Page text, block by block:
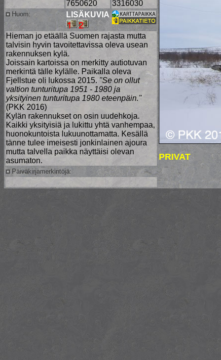
PRIVAT
7650620 3316030
Huom: LISÄKUVIA
Hieman jo etäällä Suomen rajasta mutta
talvisin hyvin tavoitettavissa oleva usean
rakennuksen kylä.
Joissain kartoissa on merkitty autiotuvan
merkintä tälle kylälle. Paikalla oleva
Fjellstue oli lukossa 2015. "Se on ollut
valtion tunturitupa 1951 - 1980 ja
yksityinen tunturitupa 1980 eteenpäin."
(PKK 2016)
Kylän rakennukset on osin uudehkoja.
Kaikki yksityisiä ja lukittu yhtä vanhempaa,
huonokuntoista lukuunottamatta. Kesällä
tänne tulee imeisesti jonkinlainen ajoura
mutta talvella paikka näyttäisi olevan
asumaton.
Päiväkirjamerkintöjä: